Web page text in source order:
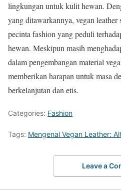
lingkungan untuk kulit hewan.
yang ditawarkannya, vegan
pecinta fashion yang peduli
hewan. Meskipun masih
dalam pengembangan material
memberikan harapan untuk masa
berkelanjutan dan etis.
Categories: Fashion
Tags: Mengenal Vegan Leather:
Leave a